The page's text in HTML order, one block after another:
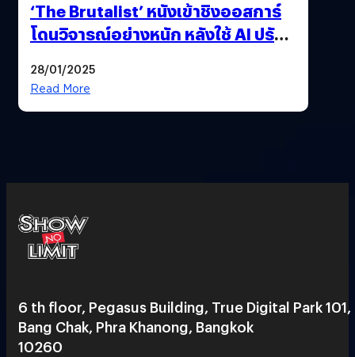
‘The Brutalist’ หนังเข้าชิงออสการ์
โดนวิจารณ์อย่างหนัก หลังใช้ AI ปรับ
28/01/2025
Read More
6 th floor, Pegasus Building, True Digital Park 101,
Bang Chak, Phra Khanong, Bangkok
10260